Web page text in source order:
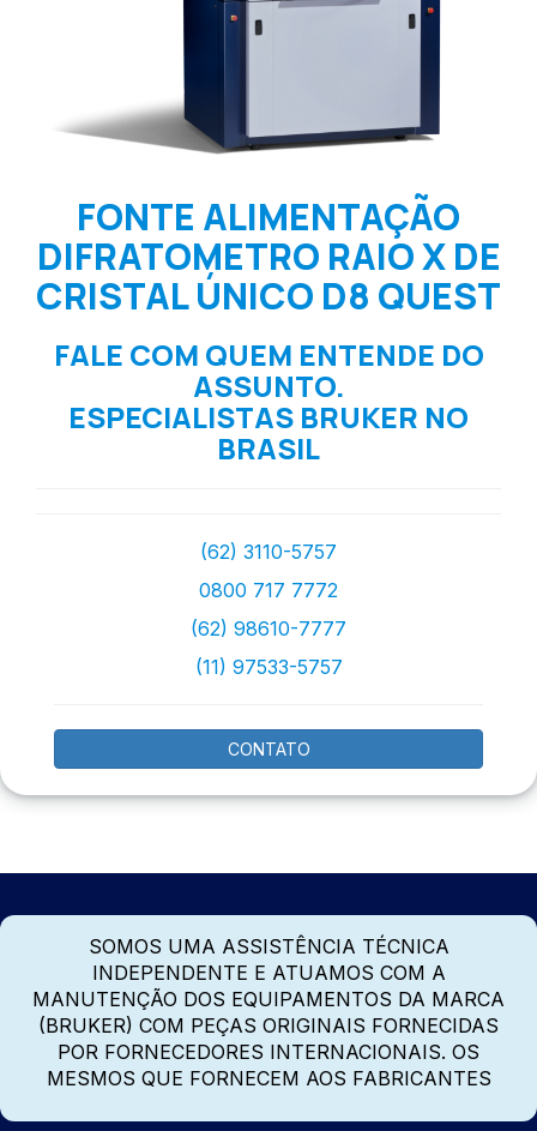
FONTE ALIMENTAÇÃO
DIFRATOMETRO RAIO X DE
CRISTAL ÚNICO D8 QUEST
FALE COM QUEM ENTENDE DO
ASSUNTO.
ESPECIALISTAS BRUKER NO
BRASIL
(62) 3110-5757
0800 717 7772
(62) 98610-7777
(11) 97533-5757
CONTATO
SOMOS UMA ASSISTÊNCIA TÉCNICA
INDEPENDENTE E ATUAMOS COM A
MANUTENÇÃO DOS EQUIPAMENTOS DA MARCA
(BRUKER) COM PEÇAS ORIGINAIS FORNECIDAS
POR FORNECEDORES INTERNACIONAIS. OS
MESMOS QUE FORNECEM AOS FABRICANTES